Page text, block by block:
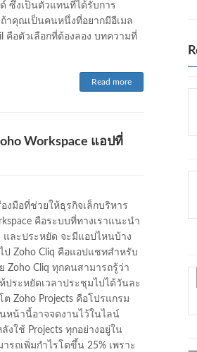
ซึ่งเป็นตัวแทนที่ได้รับการ
าคุณเป็นคนหนึ่งที่อยากมีอีเมล
คือตัวเลือกที่ต้องลอง บทความที่
Read more
Workspace แอปที่
งมือที่ช่วยให้ธุรกิจเล็กบริหาร
คือระบบที่ทางเราแนะนำ
และประหยัด จะมีแอปไหนบ้าง
ป Zoho Cliq คือแอปแชทสำหรับ
Zoho Cliq ทุกคนสามารถรู้ว่า
ประหยัดเวลาประชุมไปได้วันละ
Zoho Projects คือโปรแกรม
หน้านี้อาจจดงานไว้ในไลน์
งใช้ Projects ทุกอย่างอยู่ใน
รถเพิ่มกำไรโตขึ้น 25% เพราะ